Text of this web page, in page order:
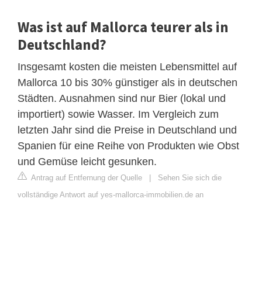
Was ist auf Mallorca teurer als in
Deutschland?
Insgesamt kosten die meisten Lebensmittel auf
Mallorca 10 bis 30% günstiger als in deutschen
Städten. Ausnahmen sind nur Bier (lokal und
importiert) sowie Wasser. Im Vergleich zum
letzten Jahr sind die Preise in Deutschland und
Spanien für eine Reihe von Produkten wie Obst
und Gemüse leicht gesunken.
Antrag auf Entfernung der Quelle | Sehen Sie sich die
vollständige Antwort auf yes-mallorca-immobilien.de an